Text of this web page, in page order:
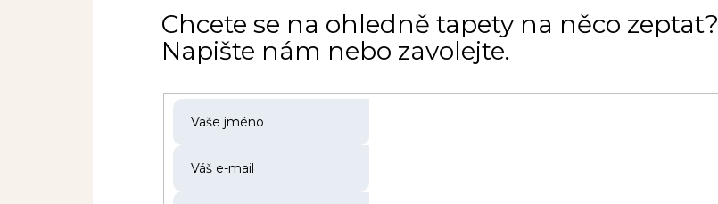
Chcete se na ohledně tapety na něco zeptat?
Napište nám nebo zavolejte.